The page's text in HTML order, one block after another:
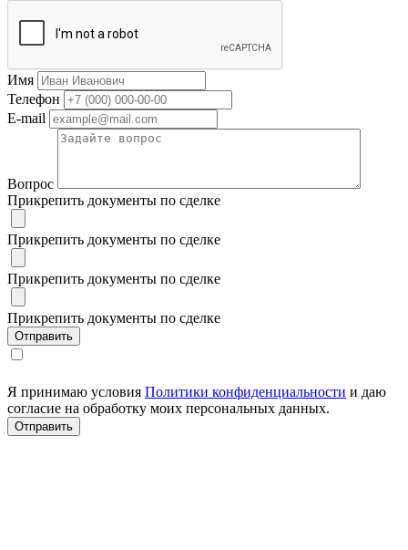
Имя
Телефон
E-mail
Вопрос
Прикрепить документы по сделке
Прикрепить документы по сделке
Прикрепить документы по сделке
Прикрепить документы по сделке
Я принимаю условия Политики конфиденциальности и даю
согласие на обработку моих персональных данных.